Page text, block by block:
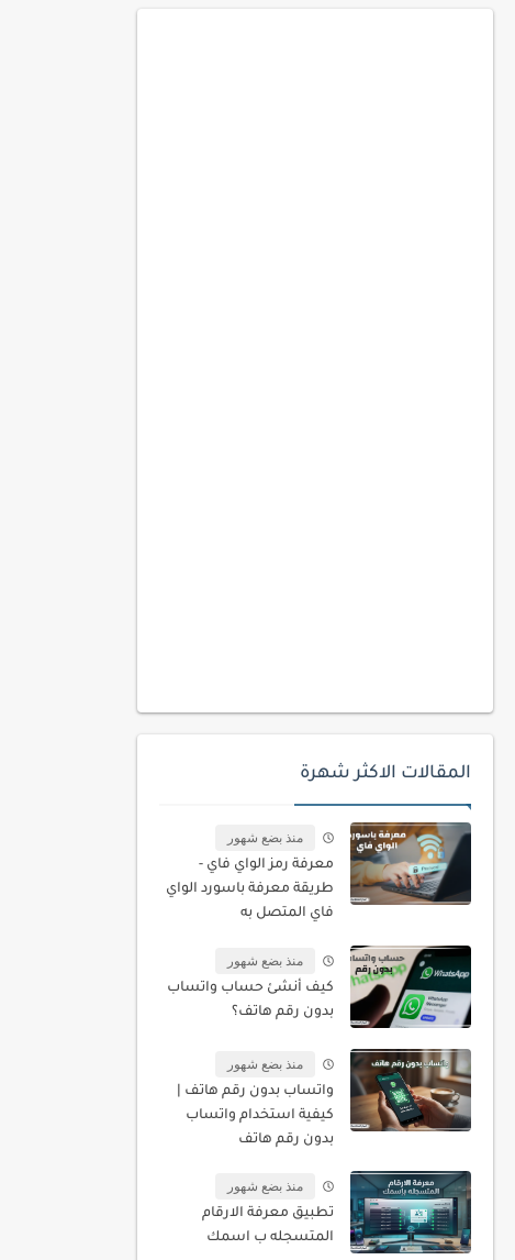
المقالات الاكثر شهرة
منذ بضع شهور
معرفة رمز الواي فاي -
طريقة معرفة باسورد الواي
فاي المتصل به
منذ بضع شهور
كيف أنشئ حساب واتساب
بدون رقم هاتف؟
منذ بضع شهور
واتساب بدون رقم هاتف |
كيفية استخدام واتساب
بدون رقم هاتف
منذ بضع شهور
تطبيق معرفة الارقام
المتسجله ب اسمك